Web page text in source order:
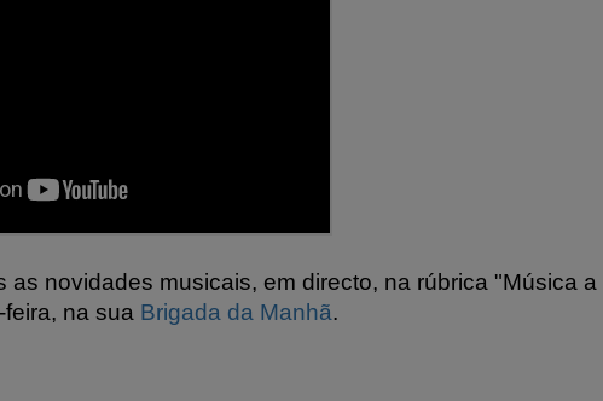
as novidades musicais, em directo, na rúbrica "Música a
na sua Brigada da Manhã.